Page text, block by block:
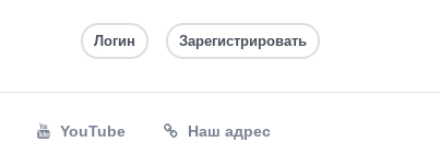
Логин Зарегистрировать
YouTube Наш адрес